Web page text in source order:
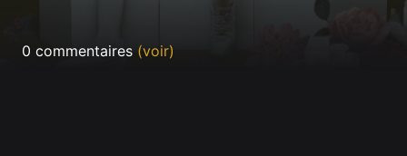
0 commentaires (voir)